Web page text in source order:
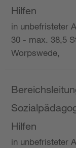
Hilfen
in unbefristeter
30 - max. 38,5
Worpswede,
Hilfen
in unbefristeter